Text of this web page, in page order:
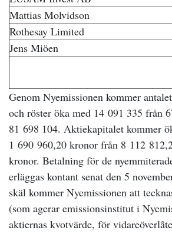
Mattias Molvidson
Rothesay Limited
Jens Miöen
Genom Nyemissionen kommer
och röster öka med 14 091 335 från
81 698 104. Aktiekapitalet kommer
1 690 960,20 kronor från 8 112
kronor. Betalning för de
erläggas kontant senat den 5
skäl kommer Nyemissionen att
(som agerar emissionsinstitut i
aktiernas kvotvärde, för